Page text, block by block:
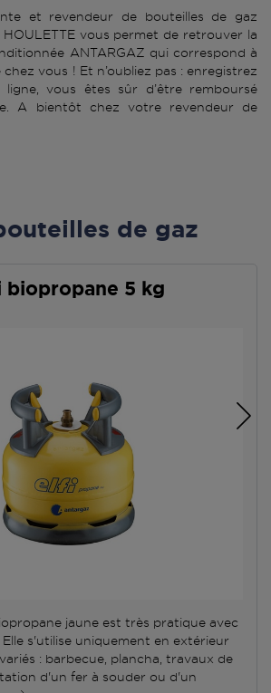
et revendeur de bouteilles de gaz
vous permet de retrouver la
ANTARGAZ qui correspond à
vous ! Et n’oubliez pas : enregistrez
vous êtes sûr d’être remboursé
A bientôt chez votre revendeur de
de gaz
biopropane 5 kg
jaune est très pratique avec
s'utilise uniquement en extérieur
: barbecue, plancha, travaux de
d'un fer à souder ou d'un